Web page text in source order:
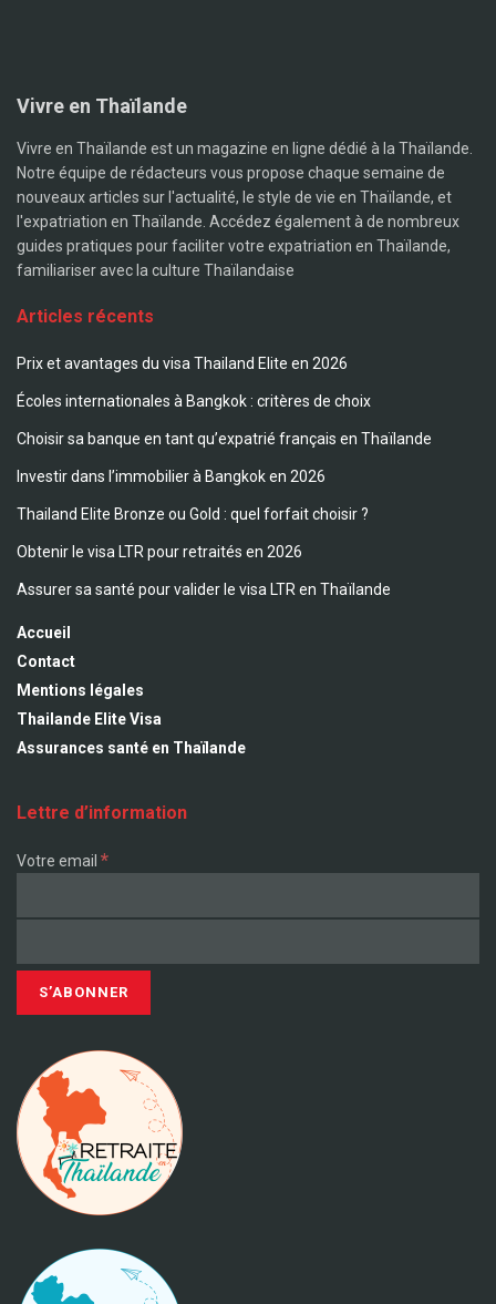
Vivre en Thaïlande
Vivre en Thaïlande est un magazine en ligne dédié à la Thaïlande.
Notre équipe de rédacteurs vous propose chaque semaine de
nouveaux articles sur l'actualité, le style de vie en Thaïlande, et
l'expatriation en Thaïlande. Accédez également à de nombreux
guides pratiques pour faciliter votre expatriation en Thaïlande,
familiariser avec la culture Thaïlandaise
Articles récents
Prix et avantages du visa Thailand Elite en 2026
Écoles internationales à Bangkok : critères de choix
Choisir sa banque en tant qu’expatrié français en Thaïlande
Investir dans l’immobilier à Bangkok en 2026
Thailand Elite Bronze ou Gold : quel forfait choisir ?
Obtenir le visa LTR pour retraités en 2026
Assurer sa santé pour valider le visa LTR en Thaïlande
Accueil
Contact
Mentions légales
Thailande Elite Visa
Assurances santé en Thaïlande
Lettre d’information
Votre email *